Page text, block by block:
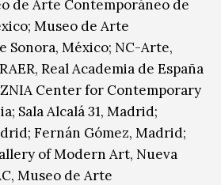
de Arte Contemporáneo de
Museo de Arte
Sonora, México; NC-Arte,
Real Academia de España
Center for Contemporary
Sala Alcalá 31, Madrid;
Fernán Gómez, Madrid;
of Modern Art, Nueva
Museo de Arte